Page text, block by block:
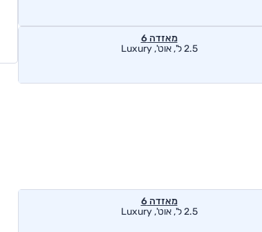
מאזדה 6
2.5 ל', אוט', Luxury
מאזדה 6
2.5 ל', אוט', Luxury